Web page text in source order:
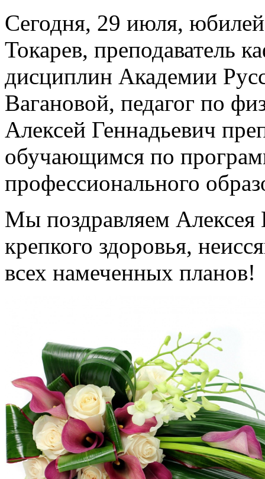
Сегодня, 29 июля,
Токарев, преподаватель
дисциплин Академии
Вагановой, педагог по
Алексей Геннадьевич
обучающимся по
профессионального
Мы поздравляем Алексея
крепкого здоровья,
всех намеченных планов!